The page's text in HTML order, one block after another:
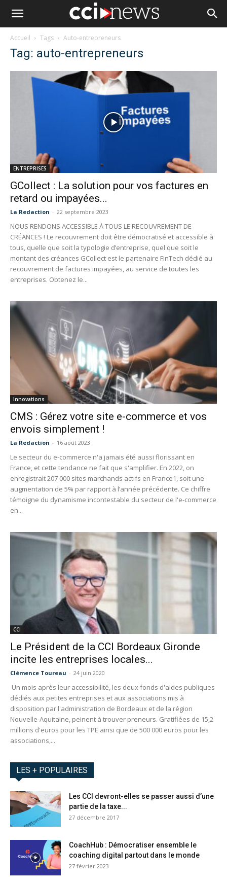
Accueil Tags Auto-entrepreneurs
Tag: auto-entrepreneurs
ENTREPRISES
GCollect : La solution pour vos factures en
retard ou impayées...
La Redaction - 22 septembre 2023
NOUS RENDONS ACCESSIBLE À TOUS LE RECOUVREMENT DE
CRÉANCES ! Le recouvrement doit être démocratisé et accessible à
tous, quelle que soit la typologie d’entreprise, quel que soit le
montant des créances GCollect est le partenaire FinTech dédié au
recouvrement de factures impayées, au service de toutes les
entreprises. Obtenez le...
Innovations
CMS : Gérez votre site e-commerce et vos
envois simplement !
La Redaction - 16 août 2023
Le secteur du e-commerce n'a jamais été aussi florissant en
France, et cette tendance ne fait que s'amplifier. En 2022, on
enregistrait 207 000 sites marchands actifs en France1, soit une
augmentation de 5% par rapport à l’année précédente. Ce chiffre
témoigne du dynamisme incontestable du secteur de l'e-commerce
en...
CCI
Le Président de la CCI Bordeaux Gironde
incite les entreprises locales...
Clémence Toureau - 24 juin 2020
Un mois après leur accessibilité, les deux fonds d'aides publiques
dédiés aux petites entreprises et aux associations mis à
disposition par l'administration de Bordeaux et de la région
Nouvelle-Aquitaine, peinent à trouver preneurs. Gratifiées de 15,2
millions d'euros pour les TPE ainsi que de 500 000 euros pour les
associations,...
LES + POPULAIRES
Les CCI devront-elles se passer aussi d’une
partie de la taxe...
27 décembre 2017
CoachHub : Démocratiser ensemble le
coaching digital partout dans le monde
27 février 2023